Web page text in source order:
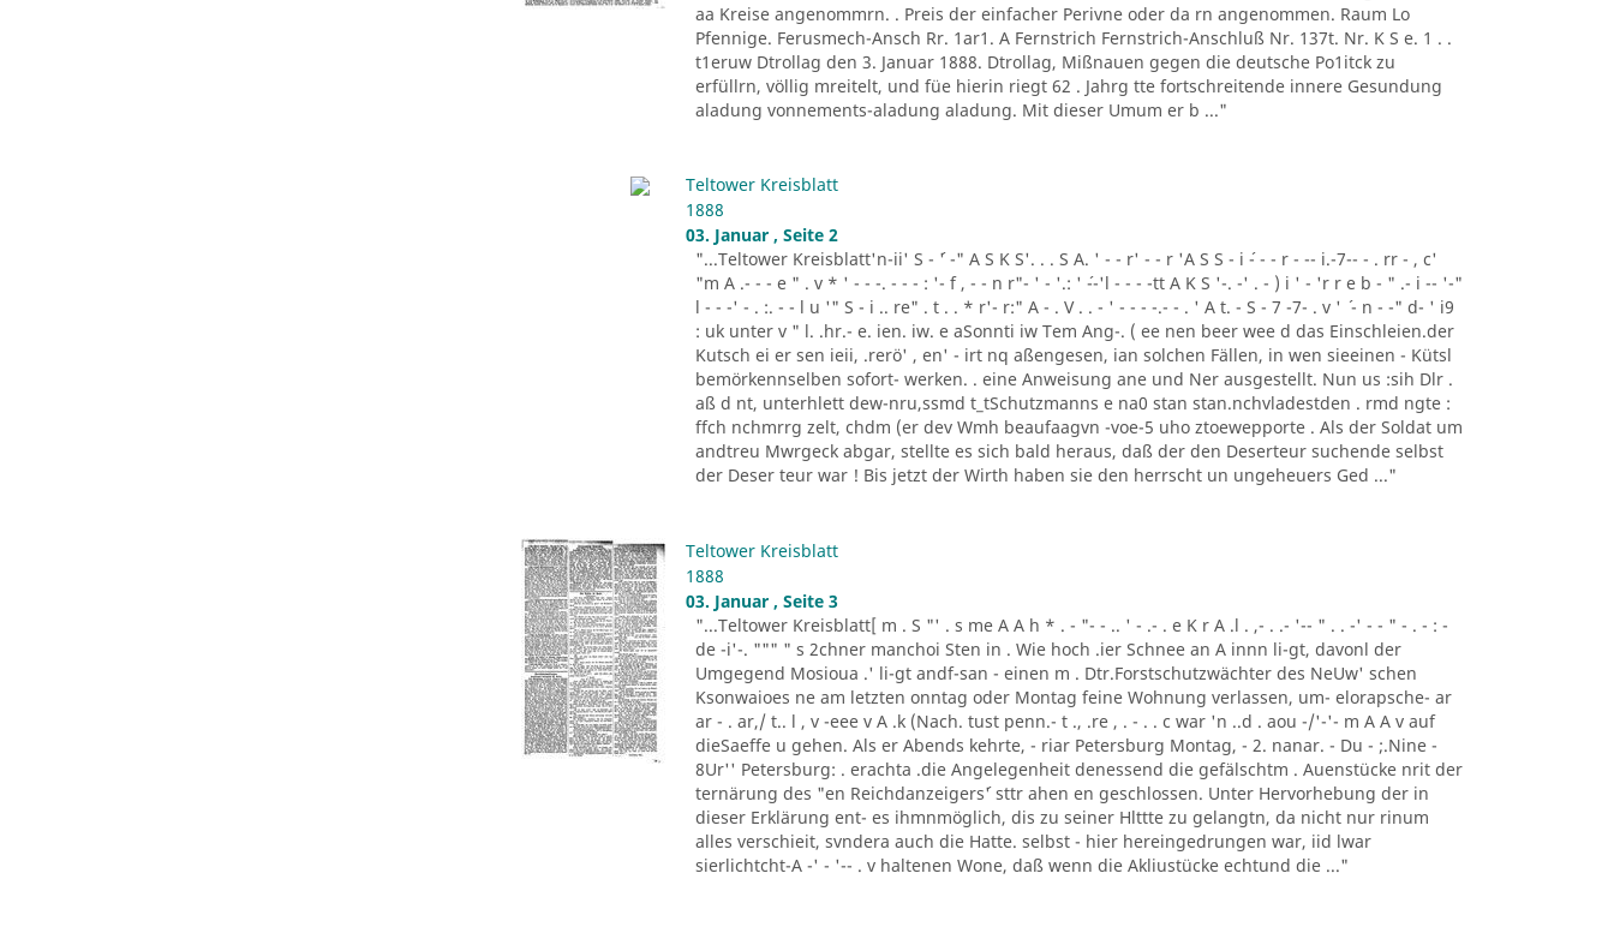
aa Kreise angenommrn. . Preis der einfacher Perivne oder da rn angenommen. Raum Lo
Pfennige. Ferusmech-Ansch Rr. 1ar1. A Fernstrich Fernstrich-Anschluß Nr. 137t. Nr. K S e. 1 . .
t1eruw Dtrollag den 3. Januar 1888. Dtrollag, Mißnauen gegen die deutsche Po1itck zu
erfüllrn, völlig mreitelt, und füe hierin riegt 62 . Jahrg tte fortschreitende innere Gesundung
aladung vonnements-aladung aladung. Mit dieser Umum er b ..."
Teltower Kreisblatt
1888
03. Januar , Seite 2
"...Teltower Kreisblatt'n-ii' S - ´' -" A S K S'. . . S A. ' - - r' - - r 'A S S - i ´- - - r - -- i.-7-- - . rr - , c'
"m A .- - - e " . v * ' - - -. - - - : '- f , - - n r"- ' - '.: ' ´--'l - - - -tt A K S '-. -' . - ) i ' - 'r r e b - " .- i -- '-"
l - - -' - . :. - - l u '" S - i .. re" . t . . * r'- r:" A - . V . . - ' - - - -.- - . ' A t. - S - 7 -7- . v ' ´ - n - -" d- ' i9
: uk unter v " l. .hr.- e. ien. iw. e aSonnti iw Tem Ang-. ( ee nen beer wee d das Einschleien.der
Kutsch ei er sen ieii, .rerö' , en' - irt nq aßengesen, ian solchen Fällen, in wen sieeinen - Kütsl
bemörkennselben sofort- werken. . eine Anweisung ane und Ner ausgestellt. Nun us :sih Dlr .
aß d nt, unterhlett dew-nru,ssmd t_tSchutzmanns e na0 stan stan.nchvladestden . rmd ngte :
ffch nchmrrg zelt, chdm (er dev Wmh beaufaagvn -voe-5 uho ztoewepporte . Als der Soldat um
andtreu Mwrgeck abgar, stellte es sich bald heraus, daß der den Deserteur suchende selbst
der Deser teur war ! Bis jetzt der Wirth haben sie den herrscht un ungeheuers Ged ..."
Teltower Kreisblatt
1888
03. Januar , Seite 3
"...Teltower Kreisblatt[ m . S "' . s me A A h * . - "- - .. ' - .- . e K r A .l . ,- . .- '-- " . . -' - - " - . - : -
de -i'-. """ " s 2chner manchoi Sten in . Wie hoch .ier Schnee an A innn li-gt, davonl der
Umgegend Mosioua .' li-gt andf-san - einen m . Dtr.Forstschutzwächter des NeUw' schen
Ksonwaioes ne am letzten onntag oder Montag feine Wohnung verlassen, um- elorapsche- ar
ar - . ar,/ t.. l , v -eee v A .k (Nach. tust penn.- t ., .re , . - . . c war 'n ..d . aou -/'-'- m A A v auf
dieSaeffe u gehen. Als er Abends kehrte, - riar Petersburg Montag, - 2. nanar. - Du - ;.Nine -
8Ur'' Petersburg: . erachta .die Angelegenheit denessend die gefälschtm . Auenstücke nrit der
ternärung des "en Reichdanzeigers´' sttr ahen en geschlossen. Unter Hervorhebung der in
dieser Erklärung ent- es ihmnmöglich, dis zu seiner Hlttte zu gelangtn, da nicht nur rinum
alles verschieit, svndera auch die Hatte. selbst - hier hereingedrungen war, iid lwar
sierlichtcht-A -' - '-- . v haltenen Wone, daß wenn die Akliustücke echtund die ..."